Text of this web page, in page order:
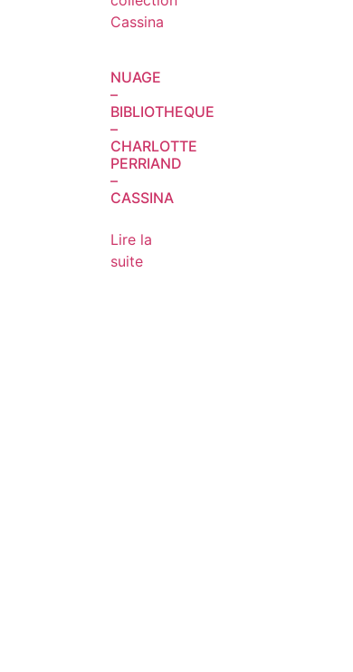
NUAGE
–
BIBLIOTHEQUE
–
CHARLOTTE
PERRIAND
–
CASSINA
Lire la
suite